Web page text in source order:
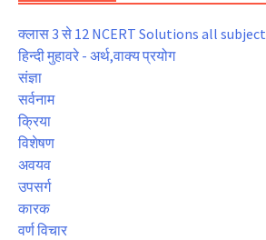
क्लास 3 से 12 NCERT Solutions all subject
हिन्दी मुहावरे - अर्थ,वाक्य प्रयोग
संज्ञा
सर्वनाम
क्रिया
विशेषण
अवयव
उपसर्ग
कारक
वर्ण विचार